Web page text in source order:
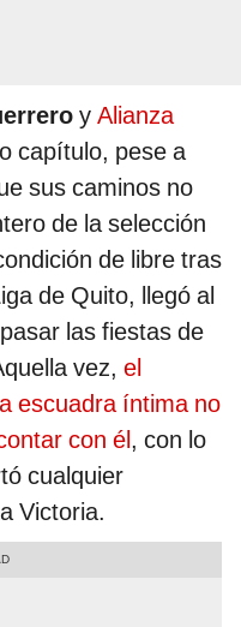
y Alianza
capítulo, pese a
sus caminos no
de la selección
de libre tras
de Quito, llegó al
las fiestas de
vez, el
escuadra íntima no
con él, con lo
cualquier
Victoria.